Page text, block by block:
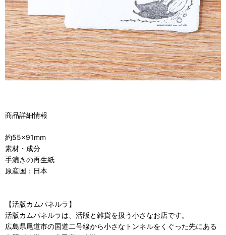
商品詳細情報
約55×91mm
素材・成分
手漉きの再生紙
原産国：日本
【活版カムパネルラ】
活版カムパネルラは、活版と雑貨を扱う小さなお店です。
広島県尾道市の国道二号線から小さなトンネルをくぐった先にある